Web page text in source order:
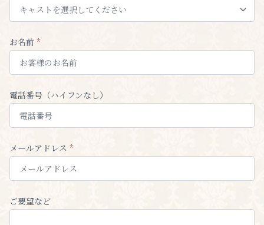
お名前 *
電話番号（ハイフンなし）
メールアドレス *
ご要望など